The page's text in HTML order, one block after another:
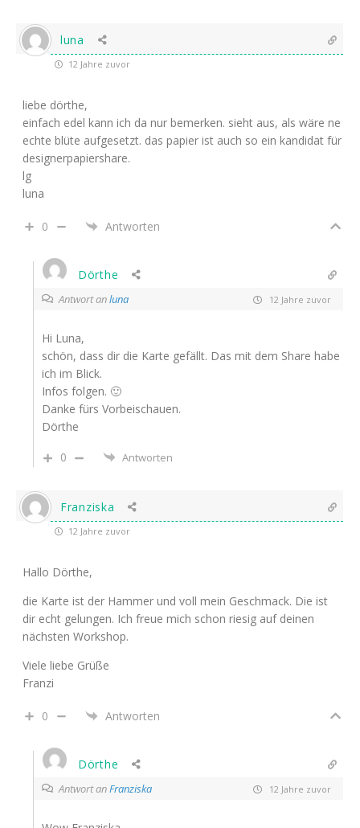
luna
12 Jahre zuvor
liebe dörthe,
einfach edel kann ich da nur bemerken. sieht aus, als wäre ne
echte blüte aufgesetzt. das papier ist auch so ein kandidat für
designerpapiershare.
lg
luna
0 Antworten
Dörthe
Antwort anluna 12 Jahre zuvor
Hi Luna,
schön, dass dir die Karte gefällt. Das mit dem Share habe
ich im Blick.
Infos folgen. 🙂
Danke fürs Vorbeischauen.
Dörthe
0
Antworten
Franziska
12 Jahre zuvor
Hallo Dörthe,
die Karte ist der Hammer und voll mein Geschmack. Die ist
dir echt gelungen. Ich freue mich schon riesig auf deinen
nächsten Workshop.
Viele liebe Grüße
Franzi
0 Antworten
Dörthe
Antwort anFranziska 12 Jahre zuvor